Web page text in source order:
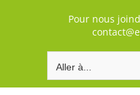
Pour nous
Aller à...